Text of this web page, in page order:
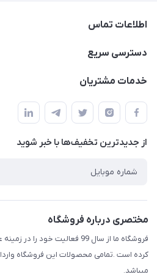
اطلاعات تماس
09165044753
دسترسی سریع
حساب کاربری
لیست محصولات
درباره ما
خدمات مشتریان
قوانین و مقررات
حریم خصوصی
راهنما
از جدید‌ترین تخفیف‌ها با‌ خبر شوید
مختصری درباره فروشگاه
فروشگاه ما از سال 99 فعالیت خود
کرده است .تمامی محصولات این فروشگاه
میباشد.